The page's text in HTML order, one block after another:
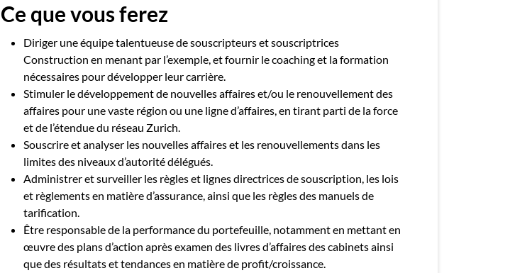
Ce que vous ferez
Diriger une équipe talentueuse de souscripteurs et souscriptrices
Construction en menant par l’exemple, et fournir le coaching et la formation
nécessaires pour développer leur carrière.
Stimuler le développement de nouvelles affaires et/ou le renouvellement des
affaires pour une vaste région ou une ligne d’affaires, en tirant parti de la force
et de l’étendue du réseau Zurich.
Souscrire et analyser les nouvelles affaires et les renouvellements dans les
limites des niveaux d’autorité délégués.
Administrer et surveiller les règles et lignes directrices de souscription, les lois
et règlements en matière d’assurance, ainsi que les règles des manuels de
tarification.
Être responsable de la performance du portefeuille, notamment en mettant en
œuvre des plans d’action après examen des livres d’affaires des cabinets ainsi
que des résultats et tendances en matière de profit/croissance.